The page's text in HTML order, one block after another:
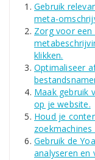
Gebruik
meta-
Zorg voor een
klikken.
Optimaliseer
Maak gebruik
op je website.
Houd je
zoekmachines
Gebruik de
analyseren en